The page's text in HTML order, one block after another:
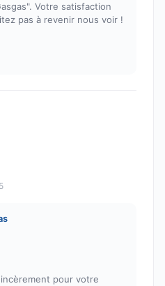
Votre satisfaction
pas à revenir nous voir !
pour votre